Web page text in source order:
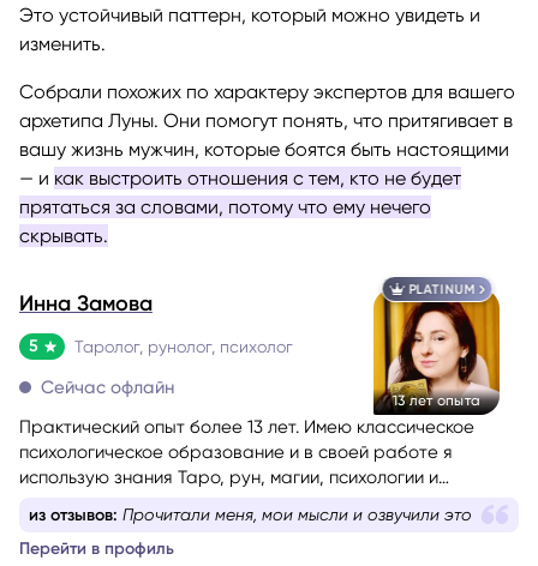
Это устойчивый паттерн, который можно увидеть и
изменить.
Собрали похожих по характеру экспертов для вашего
архетипа Луны. Они помогут понять, что притягивает в
вашу жизнь мужчин, которые боятся быть настоящими
— и как выстроить отношения с тем, кто не будет
прятаться за словами, потому что ему нечего
скрывать.
PLATINUM
13 лет опыта
Инна Замова
5 Таролог, рунолог, психолог
Сейчас офлайн
Практический опыт более 13 лет. Имею классическое
психологическое образование и в своей работе я
использую знания Таро, рун, магии, психологии и
из отзывов: Прочитали меня, мои мысли и озвучили это
Перейти в профиль